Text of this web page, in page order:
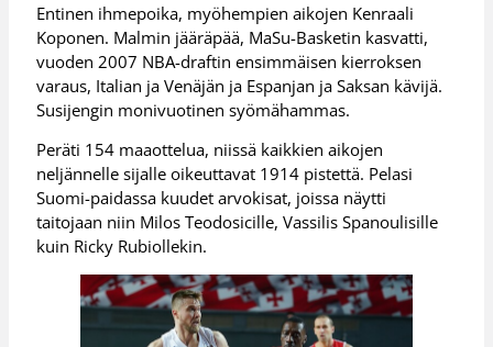
Entinen ihmepoika, myöhempien aikojen Kenraali
Koponen. Malmin jääräpää, MaSu-Basketin kasvatti,
vuoden 2007 NBA-draftin ensimmäisen kierroksen
varaus, Italian ja Venäjän ja Espanjan ja Saksan kävijä.
Susijengin monivuotinen syömähammas.
Peräti 154 maaottelua, niissä kaikkien aikojen
neljännelle sijalle oikeuttavat 1914 pistettä. Pelasi
Suomi-paidassa kuudet arvokisat, joissa näytti
taitojaan niin Milos Teodosicille, Vassilis Spanoulisille
kuin Ricky Rubiollekin.